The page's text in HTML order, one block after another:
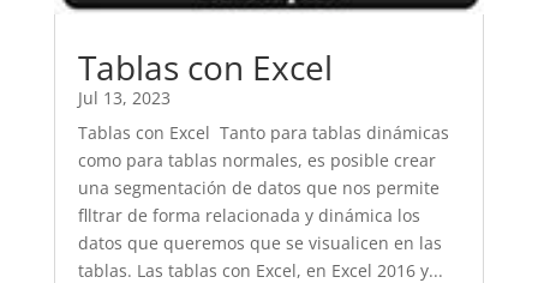
Tablas con Excel
Jul 13, 2023
Tablas con Excel Tanto para tablas dinámicas
como para tablas normales, es posible crear
una segmentación de datos que nos permite
flltrar de forma relacionada y dinámica los
datos que queremos que se visualicen en las
tablas. Las tablas con Excel, en Excel 2016 y...